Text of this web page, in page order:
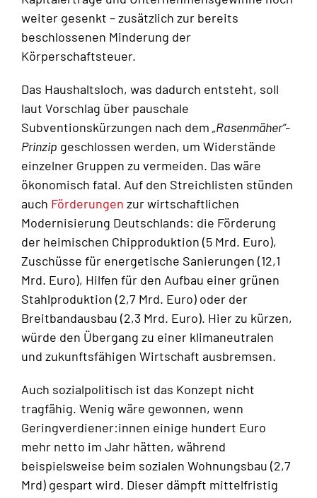
weiter gesenkt – zusätzlich zur bereits
beschlossenen Minderung der
Körperschaftsteuer.
Das Haushaltsloch, was dadurch entsteht, soll
laut Vorschlag über pauschale
Subventionskürzungen nach dem „Rasenmäher“-
Prinzip geschlossen werden, um Widerstände
einzelner Gruppen zu vermeiden. Das wäre
ökonomisch fatal. Auf den Streichlisten stünden
auch Förderungen zur wirtschaftlichen
Modernisierung Deutschlands: die Förderung
der heimischen Chipproduktion (5 Mrd. Euro),
Zuschüsse für energetische Sanierungen (12,1
Mrd. Euro), Hilfen für den Aufbau einer grünen
Stahlproduktion (2,7 Mrd. Euro) oder der
Breitbandausbau (2,3 Mrd. Euro). Hier zu kürzen,
würde den Übergang zu einer klimaneutralen
und zukunftsfähigen Wirtschaft ausbremsen.
Auch sozialpolitisch ist das Konzept nicht
tragfähig. Wenig wäre gewonnen, wenn
Geringverdiener:innen einige hundert Euro
mehr netto im Jahr hätten, während
beispielsweise beim sozialen Wohnungsbau (2,7
Mrd) gespart wird. Dieser dämpft mittelfristig